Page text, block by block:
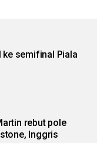
semifinal Piala
rebut pole
Inggris